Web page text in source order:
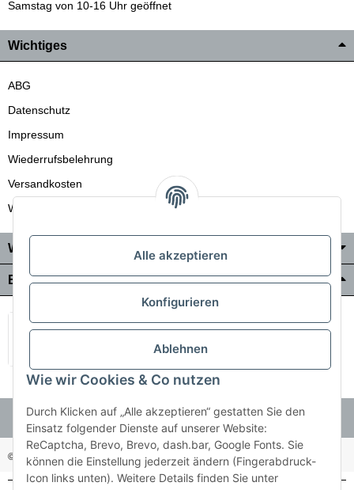
Samstag von 10-16 Uhr geöffnet
Wichtiges
ABG
Datenschutz
Impressum
Wiederrufsbelehrung
Versandkosten
Wir liefern auch in die Schweiz
Wo Sie uns finden
Bezahlung & Versand
© Holzner-Trading GmbH&Co KG Besucherzähler: 3510286
Alle akzeptieren
Konfigurieren
Ablehnen
Wie wir Cookies & Co nutzen
Durch Klicken auf „Alle akzeptieren“ gestatten Sie den
Einsatz folgender Dienste auf unserer Website:
ReCaptcha, Brevo, Brevo, dash.bar, Google Fonts. Sie
können die Einstellung jederzeit ändern (Fingerabdruck-
Icon links unten). Weitere Details finden Sie unter